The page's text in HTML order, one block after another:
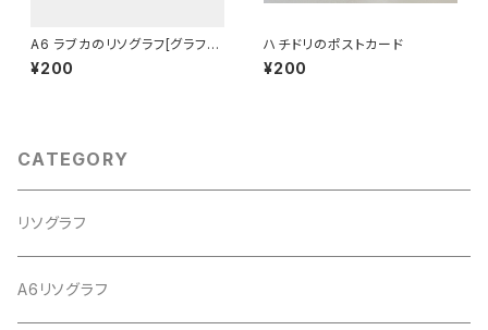
A6 ラブカのリソグラフ[グラフィ
ー]
¥200
ハチドリのポストカード
¥200
CATEGORY
リソグラフ
A6リソグラフ